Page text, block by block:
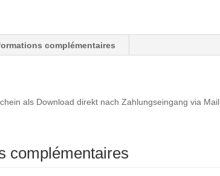
complémentaires
als Download direkt nach Zahlungseingang via Mail.
complémentaires